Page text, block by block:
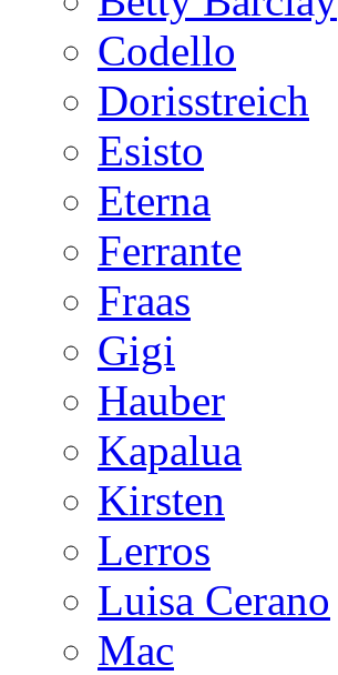
Codello
Dorisstreich
Esisto
Eterna
Ferrante
Fraas
Gigi
Hauber
Kapalua
Kirsten
Lerros
Luisa Cerano
Mac